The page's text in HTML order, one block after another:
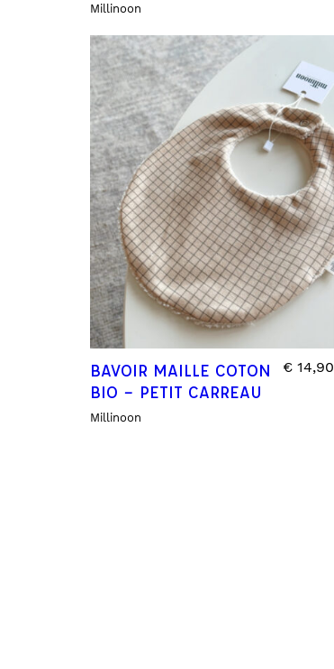
Millinoon
BAVOIR MAILLE COTON
BIO – PETIT CARREAU
Millinoon
€ 14,90